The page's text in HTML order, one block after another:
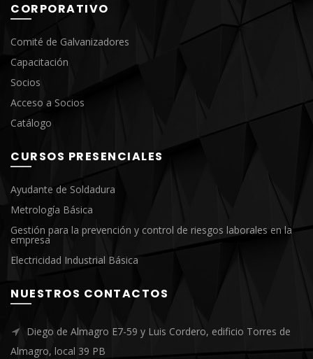
CORPORATIVO
Comité de Galvanizadores
Capacitación
Socios
Acceso a Socios
Catálogo
CURSOS PRESENCIALES
Ayudante de Soldadura
Metrología Básica
Gestión para la prevención y control de riesgos laborales en la
empresa
Electricidad Industrial Básica
NUESTROS CONTACTOS
Diego de Almagro E7-59 y Luis Cordero, edificio Torres de
Almagro, local 39 PB